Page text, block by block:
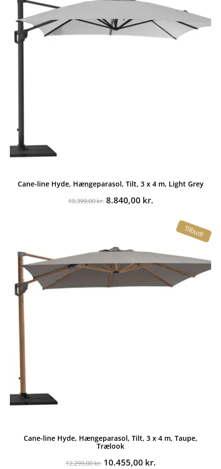
Cane-line Hyde, Hængeparasol, Tilt, 3 x 4 m, Light Grey
10.399,00kr. Den
8.840,00 kr.Den
8.840,00 kr..
Tilbud!
Cane-line Hyde, Hængeparasol, Tilt, 3 x 4 m, Taupe,
Trælook
12.299,00kr. Den
10.455,00 kr.Den